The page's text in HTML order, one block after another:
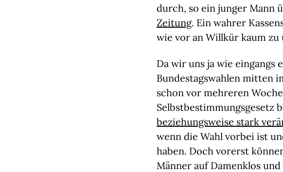
durch, so ein junger Mann
Zeitung. Ein wahrer
wie vor an Willkür kaum
Da wir uns ja wie eingangs
Bundestagswahlen mitten
schon vor mehreren
Selbstbestimmungsgesetz
beziehungsweise stark
wenn die Wahl vorbei ist
haben. Doch vorerst
Männer auf Damenklos